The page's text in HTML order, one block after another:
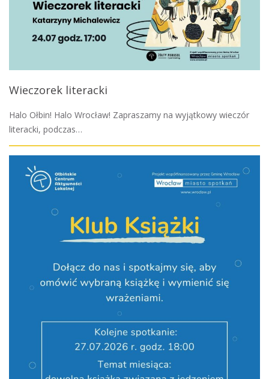
Wieczorek literacki
Halo Ołbin! Halo Wrocław! Zapraszamy na wyjątkowy wieczór
literacki, podczas…